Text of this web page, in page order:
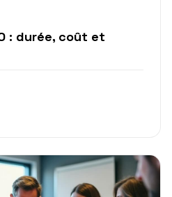
: durée, coût et